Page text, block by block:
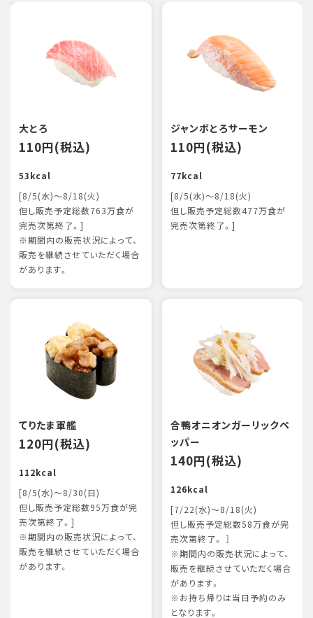
大とろ
110円(税込)
53kcal
[8/5(水)～8/18(火)
但し販売予定総数763万食が
完売次第終了。]
※期間内の販売状況によって、
販売を継続させていただく場合
があります。
ジャンボとろサーモン
110円(税込)
77kcal
[8/5(水)～8/18(火)
但し販売予定総数477万食が
完売次第終了。]
てりたま軍艦
120円(税込)
112kcal
[8/5(水)～8/30(日)
但し販売予定総数95万食が完
売次第終了。]
※期間内の販売状況によって、
販売を継続させていただく場合
があります。
合鴨オニオンガーリックペ
ッパー
140円(税込)
126kcal
[7/22(水)～8/18(火)
但し販売予定総数58万食が完
売次第終了。 ］
※期間内の販売状況によって、
販売を継続させていただく場合
があります。
※お持ち帰りは当日予約のみ
となります。